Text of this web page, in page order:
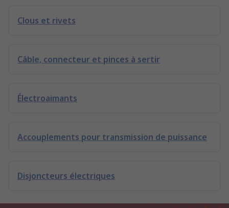
Clous et rivets
Câble, connecteur et pinces à sertir
Électroaimants
Accouplements pour transmission de puissance
Disjoncteurs électriques